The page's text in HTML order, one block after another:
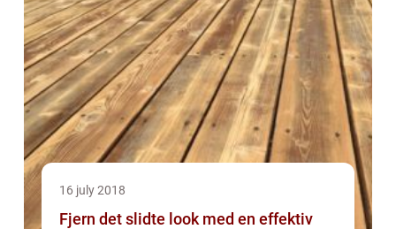
16 july 2018
Fjern det slidte look med en effektiv